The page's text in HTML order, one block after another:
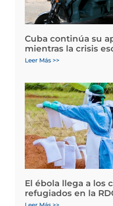
Cuba continúa su
mientras la crisis
Leer Más >>
El ébola llega a los
refugiados en la